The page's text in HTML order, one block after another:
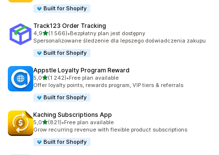
Built for Shopify
Track123 Order Tracking
4,9na 5 gwiazdek
(1 566)
Łączna liczba recenzji: 1566
•Bezpłatny plan jest dostępny
Spersonalizowane śledzenie dla lepszego doświadczenia zakupu
Built for Shopify
Appstle Loyalty Program Reward
5,0na 5 gwiazdek
(1 242)
Łączna liczba recenzji: 1242
•Free plan available
Offer loyalty points, rewards program, VIP tiers & referrals
Built for Shopify
Kaching Subscriptions App
5,0na 5 gwiazdek
(821)
Łączna liczba recenzji: 821
•Free plan available
Grow recurring revenue with flexible product subscriptions
Built for Shopify